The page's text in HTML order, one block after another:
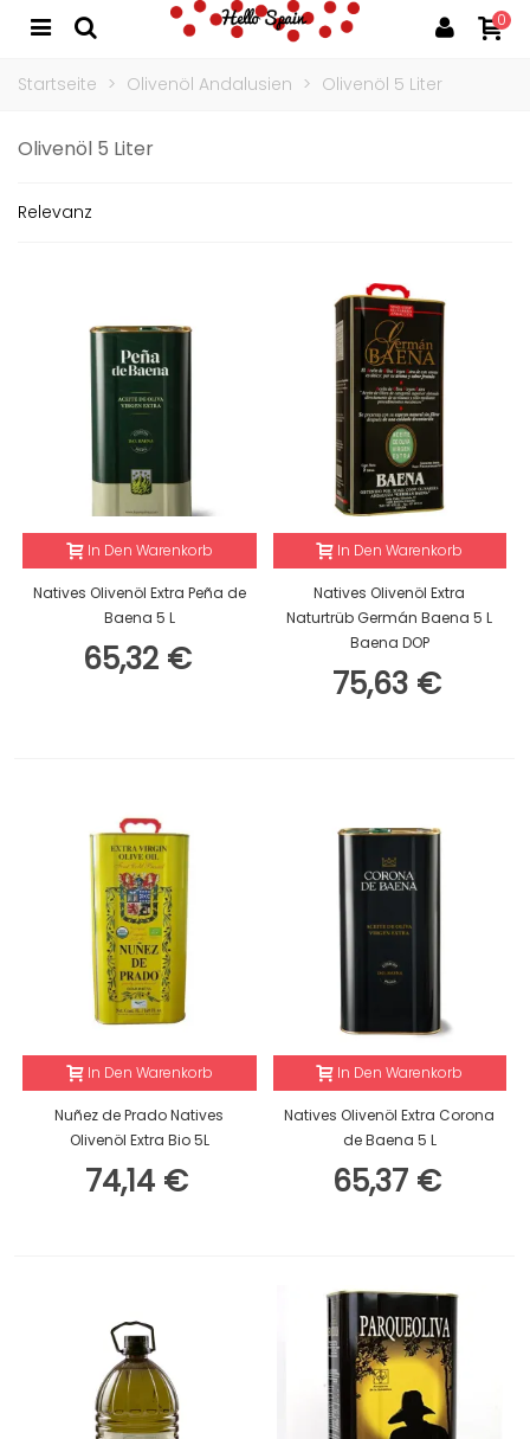
0
Startseite > Olivenöl Andalusien > Olivenöl 5 Liter
Olivenöl 5 Liter
Relevanz
In Den Warenkorb
Natives Olivenöl Extra Peña de
Baena 5 L
65,32 €
In Den Warenkorb
Natives Olivenöl Extra
Naturtrüb Germán Baena 5 L
Baena DOP
75,63 €
In Den Warenkorb
Nuñez de Prado Natives
Olivenöl Extra Bio 5L
74,14 €
In Den Warenkorb
Natives Olivenöl Extra Corona
de Baena 5 L
65,37 €